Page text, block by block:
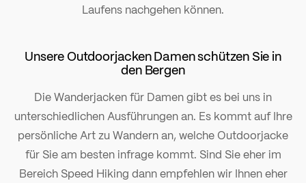
Laufens nachgehen können.
Unsere Outdoorjacken Damen schützen Sie in
den Bergen
Die Wanderjacken für Damen gibt es bei uns in
unterschiedlichen Ausführungen an. Es kommt auf Ihre
persönliche Art zu Wandern an, welche Outdoorjacke
für Sie am besten infrage kommt. Sind Sie eher im
Bereich Speed Hiking dann empfehlen wir Ihnen eher